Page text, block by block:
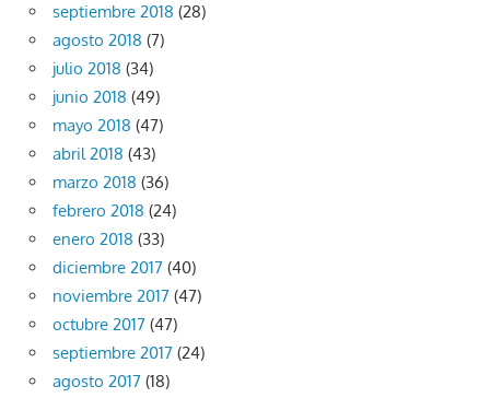
septiembre 2018 (28)
agosto 2018 (7)
julio 2018 (34)
junio 2018 (49)
mayo 2018 (47)
abril 2018 (43)
marzo 2018 (36)
febrero 2018 (24)
enero 2018 (33)
diciembre 2017 (40)
noviembre 2017 (47)
octubre 2017 (47)
septiembre 2017 (24)
agosto 2017 (18)